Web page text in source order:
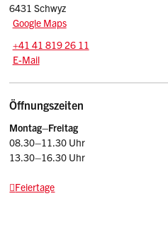
6431 Schwyz
Google Maps
Tel.:
+41 41 819 26 11
E-Mail: kr
E-Mail
Öffnungszeiten
Montag–Freitag
08.30–11.30 Uhr
13.30–16.30 Uhr
Feiertage